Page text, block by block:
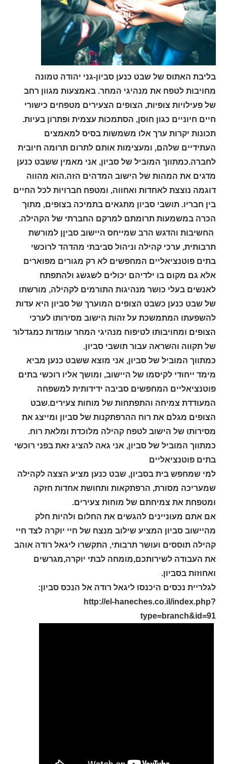
בליבת האתוס של שבט כנען סביון-גני יהודה טמונה
מחויבות לטפח את מנהיגי המחר. באמצעות מגוון רחב
של פעילויות צופיות, הצופים הצעירים מטפחים כישורי
חיים חיוניים כגון חוסן, הסתמכות עצמית ופתרון בעיות.
תכונות יקרות ערך אלו משמשות בסיס למאמצים
העתידיים שלהם, ומעצימות אותם לתרום תרומה חיובית
לחברה.כמתווך המוביל של סביון, אני מאמין ששבט כנען
מדגים את המהות של הישוב המדהים הזה.הוא מהווה
דוגמה נוצצת לאחדות ואחווה, ומטפח חברויות לכל החיים
בין חבריו. תושבי סביון מתגאים בתמיכה בצופים, מתוך
הכרה במשמעות תרומתם למרקם החברתי של הקהילה.
החשיבות והדגש הרב שמייחס היישוב סביןן למורשת
תרבותית, ערכי קהילה וניהול סביבתי מהדהד לרוכשי
בתים פוטנציאליים המחפשים לא רק מגורים מפוארים
אלא גם מקום בו ילדיהם יכולים לשגשג ולהתפתח
לאנשים בעלי כושר מנהיגות התורמים לקהילה, מורשתו
של שבט כנען כשבט הצופים המוערך של סביון היא עדות
להשפעתו המתמשכת על זהות הישוב מסירותו לערכי
הצופים ומחויבותו לטיפוח מנהיגי המחר עומדות כמגדלור
של תקווה והשראה עבור תושבי סביון.
כמתווך המוביל של סביון, אני מוצא ששבט כנען מביא
מימד ייחודי לקיסמו של היישוב, ומושך אליו רוכשי בתים
פוטנציאליים המחפשים סביבה ידידותית למשפחה
המעודדת צמיחה והתפתחות של מוחות צעירים.שבט
הצופים מגלם את רוח ההרפתקנות של סביון ומייצג את
מסירותו של הישוב לטפח קהילה מלוכדת ומלאת רוח.
כמתווך המוביל של סביון, אני גאה להציג זאת בפני רוכשי
בתים פוטנציאליים
למי שמחפש בית בסביון, שבט כנען מציע הצצה לקהילה
שמעריכה מסורת, הרפתקאות ותחושת אחדות חזקה
ומטפחת את צמיחתם של מוחות צעירים.
אם אתם מעוניינים להגשים את החלום ולהיות חלק
מהיישוב סביון המציע שילוב מנצח של חיי יוקרה לצד חיי
קהילה תוססים ועושר תרבותי, התקשרו ליגאל רודה אוהב
את העבודה לשירותכם,מומחה לבתי יוקרה,מגרשים
ואחוזות בסביון.
לגלריית נכסים היכנסו ליגאל רודה אל הנכס סביון:
http://el-haneches.co.il/index.php?
type=branch&id=91